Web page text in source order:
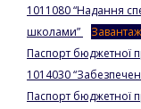
1011080 “Надання
школами”
Паспорт бюджетної
1014030
Паспорт бюджетної